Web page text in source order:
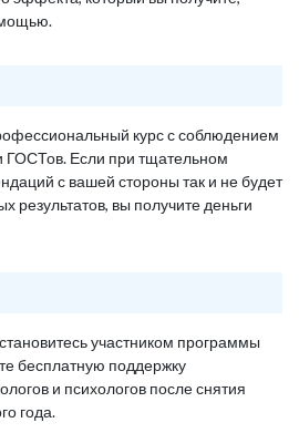
курс с соблюдением
ГОСТов. Если при тщательном
с вашей стороны так и не будет
результатов, вы получите деньги
участником программы
бесплатную поддержку
и психологов после снятия
года.